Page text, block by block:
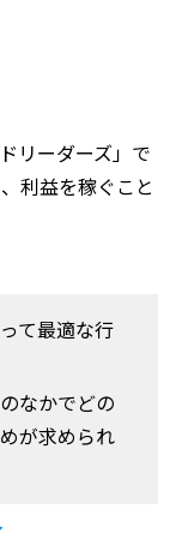
リーダーズ」で
利益を稼ぐこと
て最適な行
なかでどの
が求められ